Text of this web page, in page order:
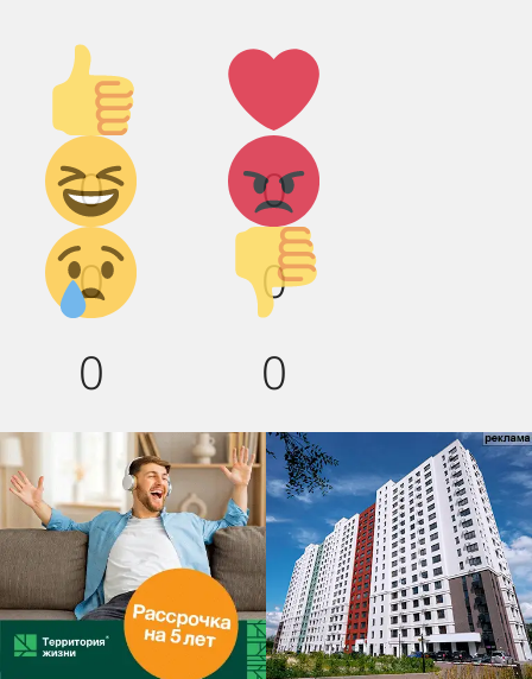
Палец
вверх!
0
Лайк!
0
Дикий
смех!
0
Агрессия!
0
Грусть :(
0
Палец
вниз!
0